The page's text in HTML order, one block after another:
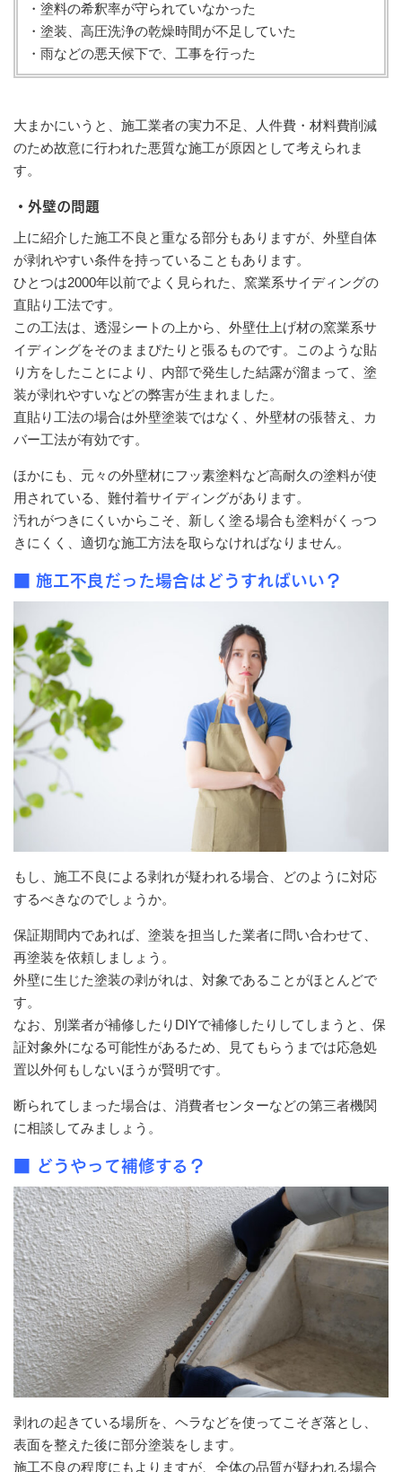
・塗料の希釈率が守られていなかった
・塗装、高圧洗浄の乾燥時間が不足していた
・雨などの悪天候下で、工事を行った
大まかにいうと、施工業者の実力不足、人件費・材料費削減
のため故意に行われた悪質な施工が原因として考えられま
す。
・外壁の問題
上に紹介した施工不良と重なる部分もありますが、外壁自体
が剥れやすい条件を持っていることもあります。
ひとつは2000年以前でよく見られた、窯業系サイディングの
直貼り工法です。
この工法は、透湿シートの上から、外壁仕上げ材の窯業系サ
イディングをそのままぴたりと張るものです。このような貼
り方をしたことにより、内部で発生した結露が溜まって、塗
装が剥れやすいなどの弊害が生まれました。
直貼り工法の場合は外壁塗装ではなく、外壁材の張替え、カ
バー工法が有効です。
ほかにも、元々の外壁材にフッ素塗料など高耐久の塗料が使
用されている、難付着サイディングがあります。
汚れがつきにくいからこそ、新しく塗る場合も塗料がくっつ
きにくく、適切な施工方法を取らなければなりません。
■ 施工不良だった場合はどうすればいい？
もし、施工不良による剥れが疑われる場合、どのように対応
するべきなのでしょうか。
保証期間内であれば、塗装を担当した業者に問い合わせて、
再塗装を依頼しましょう。
外壁に生じた塗装の剥がれは、対象であることがほとんどで
す。
なお、別業者が補修したりDIYで補修したりしてしまうと、保
証対象外になる可能性があるため、見てもらうまでは応急処
置以外何もしないほうが賢明です。
断られてしまった場合は、消費者センターなどの第三者機関
に相談してみましょう。
■ どうやって補修する？
剥れの起きている場所を、ヘラなどを使ってこそぎ落とし、
表面を整えた後に部分塗装をします。
施工不良の程度にもよりますが、全体の品質が疑われる場合